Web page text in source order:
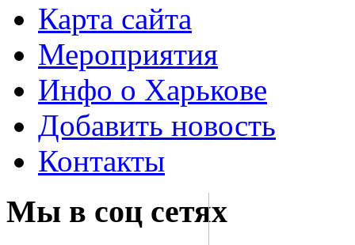
Карта сайта
Мероприятия
Инфо о Харькове
Добавить новость
Контакты
Мы в соц сетях